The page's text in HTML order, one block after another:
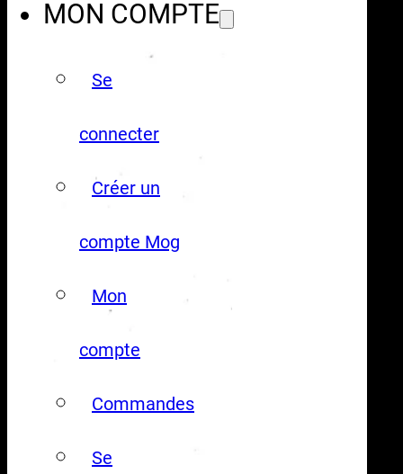
MON COMPTE
Se
connecter
Créer un
compte Mog
Mon
compte
Commandes
Se